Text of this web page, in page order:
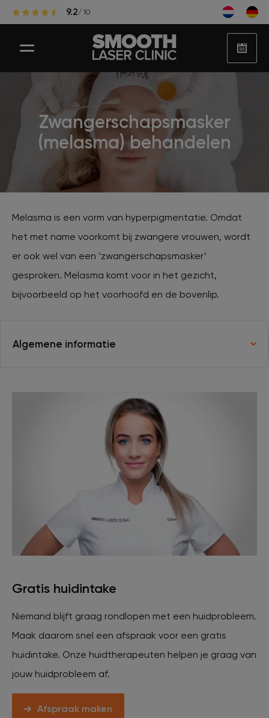
9.2/ 10
Zwangerschapsmasker
(melasma) behandelen
Melasma is een vorm van hyperpigmentatie. Omdat
het met name voorkomt bij zwangere vrouwen, wordt
er ook wel van een ‘zwangerschapsmasker’
gesproken. Melasma komt voor in het gezicht,
bijvoorbeeld op het voorhoofd en de bovenlip.
Algemene informatie
Gratis huidintake
Niemand blijft graag rondlopen met een huidprobleem.
Maak daarom snel een afspraak voor een gratis
huidintake. Onze huidtherapeuten helpen je graag van
jouw huidprobleem af.
Afspraak maken
Laser ontharen
Populaire zones laserontharing
Huidproblemen
XL Hair
Tattoo verwijderen
Veelgestelde vragen
Contact
Ontstaansgeschiedenis
Bij jou in de buurt